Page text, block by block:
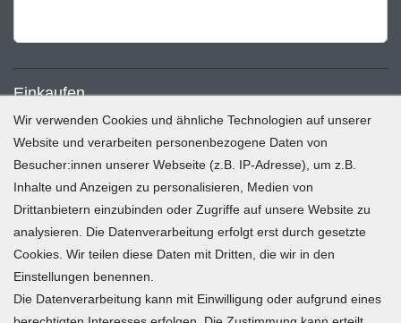
Einkaufen
Zahlung und Versand
Widerrufsrecht
Warenkorb
Zur Kasse
Mein Konto
Registrieren
Wir verwenden Cookies und ähnliche Technologien auf unserer
Website und verarbeiten personenbezogene Daten von
Besucher:innen unserer Webseite (z.B. IP-Adresse), um z.B.
Inhalte und Anzeigen zu personalisieren, Medien von
Drittanbietern einzubinden oder Zugriffe auf unsere Website zu
analysieren. Die Datenverarbeitung erfolgt erst durch gesetzte
Cookies. Wir teilen diese Daten mit Dritten, die wir in den
Einstellungen benennen.
Die Datenverarbeitung kann mit Einwilligung oder aufgrund eines